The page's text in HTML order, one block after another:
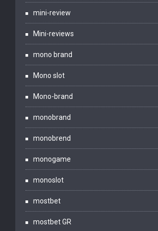
mini-review
Mini-reviews
mono brand
Mono slot
Mono-brand
monobrand
monobrend
monogame
monoslot
mostbet
mostbet GR